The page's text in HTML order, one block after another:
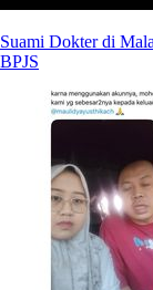
Suami Dokter di
BPJS